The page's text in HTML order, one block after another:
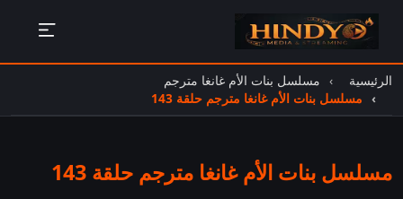
الرئيسية
مسلسل بنات الأم غانغا مترجم
مسلسل بنات الأم غانغا مترجم حلقة 143
مسلسل بنات الأم غانغا مترجم حلقة 143